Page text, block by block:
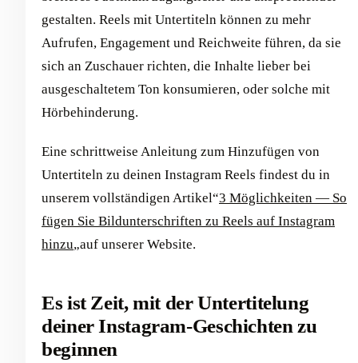
gestalten. Reels mit Untertiteln können zu mehr
Aufrufen, Engagement und Reichweite führen, da sie
sich an Zuschauer richten, die Inhalte lieber bei
ausgeschaltetem Ton konsumieren, oder solche mit
Hörbehinderung.
Eine schrittweise Anleitung zum Hinzufügen von
Untertiteln zu deinen Instagram Reels findest du in
unserem vollständigen Artikel“3 Möglichkeiten — So
fügen Sie Bildunterschriften zu Reels auf Instagram
hinzu„auf unserer Website.
Es ist Zeit, mit der Untertitelung
deiner Instagram-Geschichten zu
beginnen